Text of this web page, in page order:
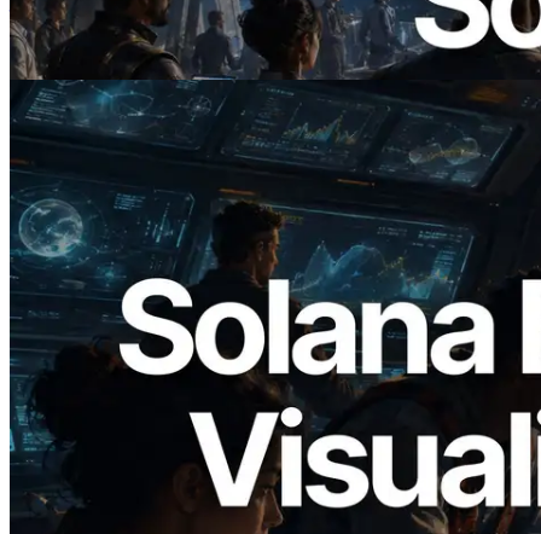
— AI Agent 按需為 API 付款的時代開啟
閱讀此文章
2026.05.24
Validators Solutions 釋出 Solana Block
Analyzer — 以 slot 為單位視覺化區塊生
成時間與負責驗證者